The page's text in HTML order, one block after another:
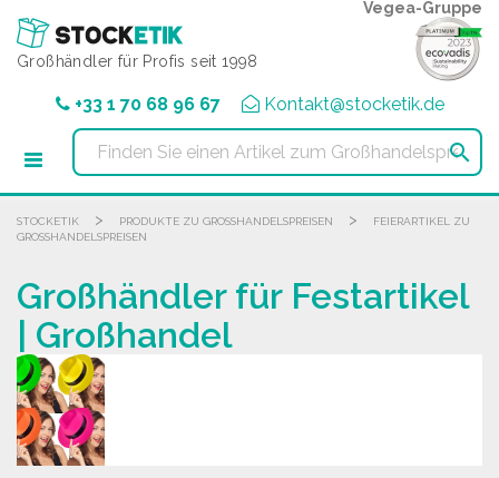
Großhändler für Profis seit 1998
Vegea-Gruppe
+33 1 70 68 96 67 Kontakt@stocketik.de

STOCKETIK > PRODUKTE ZU GROSSHANDELSPREISEN >
FEIERARTIKEL ZU
GROSSHANDELSPREISEN
Großhändler für Festartikel
| Großhandel